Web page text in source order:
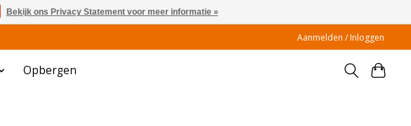
Aanmelden / Inloggen
Opbergen
Bekijk ons Privacy Statement voor meer informatie »